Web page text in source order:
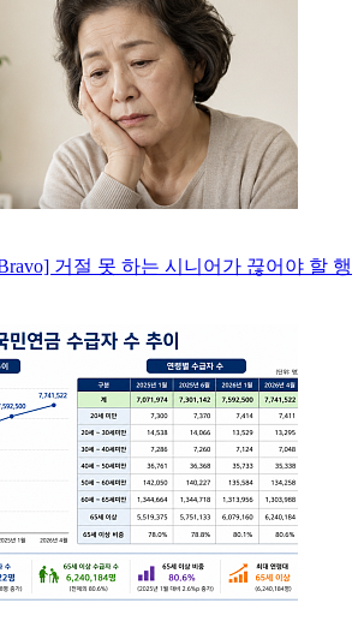
거절 못 하는 시니어가 끊어야 할 행